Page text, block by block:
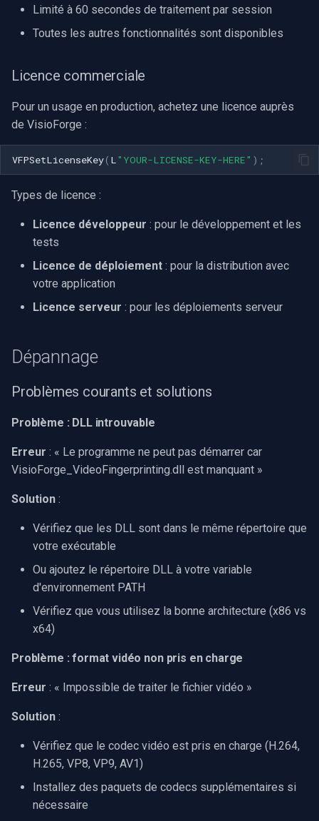
Limité à 60 secondes de traitement par session
Toutes les autres fonctionnalités sont disponibles
Licence commerciale
Pour un usage en production, achetez une licence auprès
de VisioForge :
VFPSetLicenseKey( L "YOUR-LICENSE-KEY-HERE" );
Types de licence :
Licence développeur : pour le développement et les
tests
Licence de déploiement : pour la distribution avec
votre application
Licence serveur : pour les déploiements serveur
Dépannage
Problèmes courants et solutions
Problème : DLL introuvable
Erreur : « Le programme ne peut pas démarrer car
VisioForge_VideoFingerprinting.dll est manquant »
Solution :
Vérifiez que les DLL sont dans le même répertoire que
votre exécutable
Ou ajoutez le répertoire DLL à votre variable
d'environnement PATH
Vérifiez que vous utilisez la bonne architecture (x86 vs
x64)
Problème : format vidéo non pris en charge
Erreur : « Impossible de traiter le fichier vidéo »
Solution :
Vérifiez que le codec vidéo est pris en charge (H.264,
H.265, VP8, VP9, AV1)
Installez des paquets de codecs supplémentaires si
nécessaire